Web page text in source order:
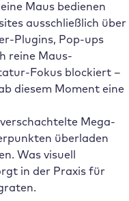
Maus bedienen
ausschließlich über
Plugins, Pop-ups
reine Maus-
Fokus blockiert –
diesem Moment eine
Mega-
überladen
Was visuell
in der Praxis für